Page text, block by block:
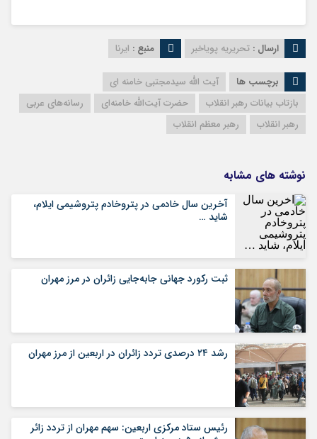
ارسال : تحریریه پویاخبر منبع : ایرنا
برچسب ها
آیت الله سیدمجتبی خامنه ای
بازتاب بیانات رهبر انقلاب
حضرت آیت‌الله خامنه‌ای
رسانه‌های عربی
رهبر انقلاب
رهبر معظم انقلاب
نوشته های مشابه
آخرین سال خادمی در پتروخادم پتروشیمی ایلام،
شاید …
ثبت رکورد جهانی جابه‌جایی زائران در مرز مهران
رشد ۲۴ درصدی تردد زائران در اربعین از مرز مهران
رئیس ستاد مرکزی اربعین: سهم مهران از تردد زائر